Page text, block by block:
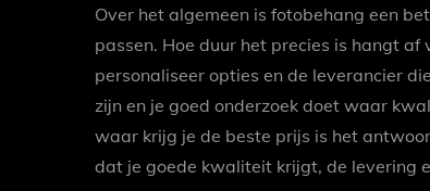
Over het algemeen is fotobehang een
passen. Hoe duur het precies is hangt
personaliseer opties en de leverancier
zijn en je goed onderzoek doet waar
waar krijg je de beste prijs is het
dat je goede kwaliteit krijgt, de levering